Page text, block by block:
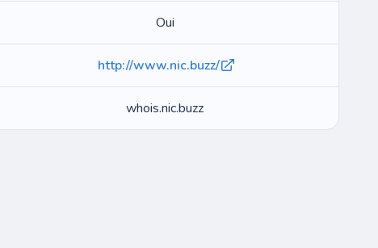
Oui
http://www.nic.buzz/
whois.nic.buzz